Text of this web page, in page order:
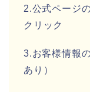
2.公式ページ
クリック
3.お客様情報
あり）